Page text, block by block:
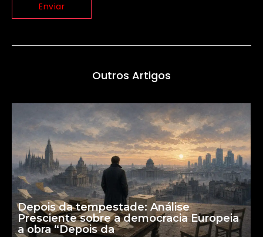
Outros Artigos
Depois da tempestade: Análise
Presciente sobre a democracia Europeia
a obra “Depois da